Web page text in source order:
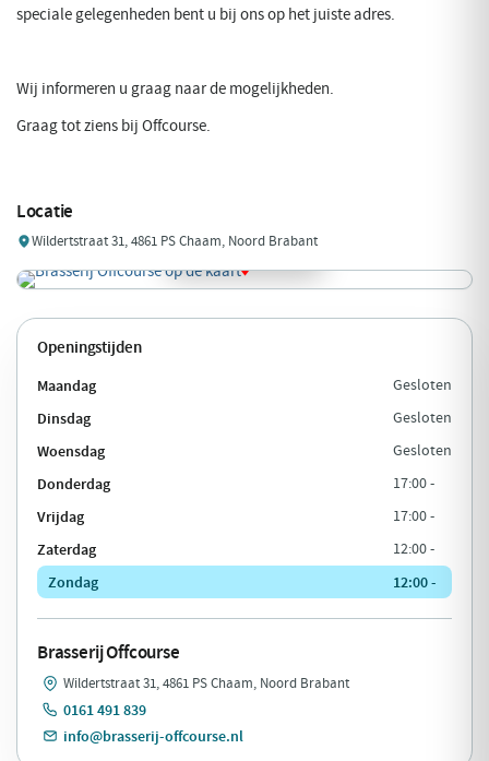
speciale gelegenheden bent u bij ons op het juiste adres.
Wij informeren u graag naar de mogelijkheden.
Graag tot ziens bij Offcourse.
Locatie
Wildertstraat 31, 4861 PS Chaam, Noord Brabant
Openingstijden
Maandag Gesloten
Dinsdag Gesloten
Woensdag Gesloten
Donderdag 17:00 -
Vrijdag 17:00 -
Zaterdag 12:00 -
Zondag 12:00 -
Brasserij Offcourse
Wildertstraat 31, 4861 PS Chaam, Noord Brabant
0161 491 839
info@brasserij-offcourse.nl